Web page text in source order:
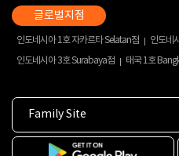
인도네시아 1호 자카르타 Selatan점
인도네
인도네시아 3호 Surabaya점
태국 1호
Family Site